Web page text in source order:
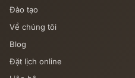
Đào tạo
Về chúng tôi
Blog
Đặt lịch online